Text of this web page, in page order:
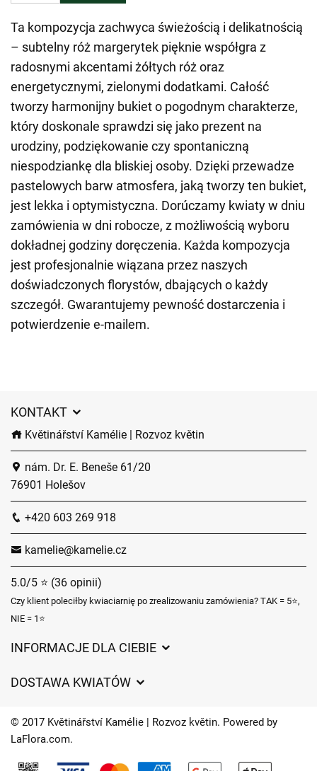
Ta kompozycja zachwyca świeżością i delikatnością
– subtelny róż margerytek pięknie współgra z
radosnymi akcentami żółtych róż oraz
energetycznymi, zielonymi dodatkami. Całość
tworzy harmonijny bukiet o pogodnym charakterze,
który doskonale sprawdzi się jako prezent na
urodziny, podziękowanie czy spontaniczną
niespodziankę dla bliskiej osoby. Dzięki przewadze
pastelowych barw atmosfera, jaką tworzy ten bukiet,
jest lekka i optymistyczna. Dorúczamy kwiaty w dniu
zamówienia w dni robocze, z możliwością wyboru
dokładnej godziny doręczenia. Każda kompozycja
jest profesjonalnie wiązana przez naszych
doświadczonych florystów, dbających o każdy
szczegół. Gwarantujemy pewność dostarczenia i
potwierdzenie e-mailem.
KONTAKT
Květinářství Kamélie | Rozvoz květin
nám. Dr. E. Beneše 61/20
76901 Holešov
+420 603 269 918
kamelie@kamelie.cz
5.0/5 ⭐ (36 opinii)
Czy klient poleciłby kwiaciarnię po zrealizowaniu zamówienia? TAK = 5⭐,
NIE = 1⭐
INFORMACJE DLA CIEBIE
Czasy dostawy kwiatów – przegląd możliwości
DOSTAWA KWIATÓW
Gdzie dostarczamy kwiaty
© 2017 Květinářství Kamélie | Rozvoz květin. Powered by
LaFlora.com.